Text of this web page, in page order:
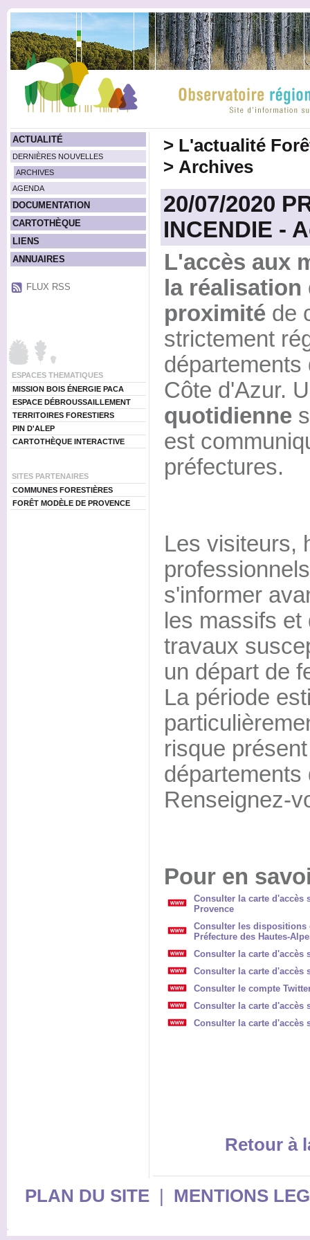
ACTUALITÉ
DERNIÈRES NOUVELLES
ARCHIVES
AGENDA
DOCUMENTATION
CARTOTHÈQUE
LIENS
ANNUAIRES
FLUX RSS
ESPACES THEMATIQUES
MISSION BOIS ÉNERGIE PACA
ESPACE DÉBROUSSAILLEMENT
TERRITOIRES FORESTIERS
PIN D'ALEP
CARTOTHÈQUE INTERACTIVE
SITES PARTENAIRES
COMMUNES FORESTIÈRES
FORÊT MODÈLE DE PROVENCE
> L'actualité
> Archives
20/07/2020
INCENDIE -
L'accès aux
la
proximitéde
strictement
Côte d'Azur.
quotidienne
est
préfectures.
Les visiteurs,
s'informer
les massifs
travaux
un départ de
La période
risque
départements
Renseignez-
Pour en
Consulter la carte d'accès
Provence
Consulter les dispositions
Préfecture des Hautes-
Consulter la carte d'accès
Consulter la carte d'accès
Consulter le compte
Consulter la carte d'accès
Consulter la carte d'accès
Retour à
PLAN DU SITE| MENTIONS